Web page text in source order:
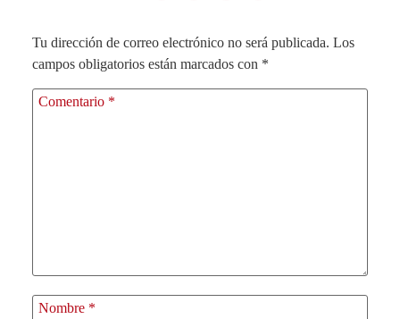
Tu dirección de correo electrónico no será publicada. Los
campos obligatorios están marcados con *
Comentario *
Nombre *